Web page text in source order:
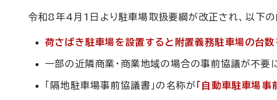
令和8年4月1日より駐車場取扱要綱が改正され、以下の
荷さばき駐車場を設置すると附置義務駐車場の台数
一部の近隣商業・商業地域の場合の事前協議が不要
「隔地駐車場事前協議書」の名称が 「自動車駐車場事